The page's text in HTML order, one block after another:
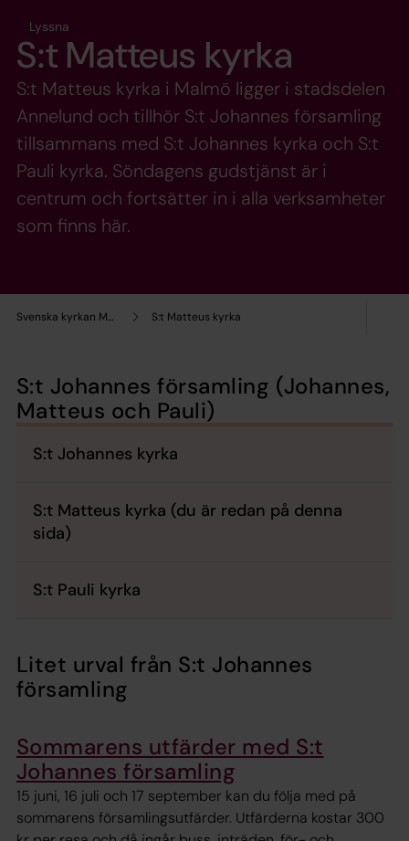
Svenska kyrkan Malmö S:t Matteus kyrka
Lyssna
S:t Matteus kyrka
S:t Matteus kyrka i Malmö ligger i stadsdelen
Annelund och tillhör S:t Johannes församling
tillsammans med S:t Johannes kyrka och S:t
Pauli kyrka. Söndagens gudstjänst är i
centrum och fortsätter in i alla verksamheter
som finns här.
S:t Johannes församling (Johannes,
Matteus och Pauli)
S:t Johannes kyrka
S:t Matteus kyrka (du är redan på denna
sida)
S:t Pauli kyrka
Litet urval från S:t Johannes
församling
Sommarens utfärder med S:t
Johannes församling
15 juni, 16 juli och 17 september kan du följa med på
sommarens församlingsutfärder. Utfärderna kostar 300